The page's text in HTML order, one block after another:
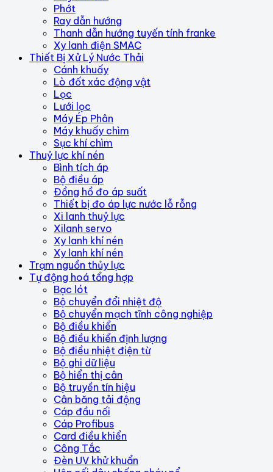
Phớt
Ray dẫn hướng
Thanh dẫn hướng tuyến tính franke
Xy lanh điện SMAC
Thiết Bị Xử Lý Nước Thải
Cánh khuấy
Lò đốt xác động vật
Lọc
Lưới lọc
Máy Ép Phân
Máy khuấy chìm
Sục khí chìm
Thuỷ lực khí nén
Bình tích áp
Bộ điều áp
Đồng hồ đo áp suất
Thiết bị đo áp lực nước lỗ rỗng
Xi lanh thuỷ lực
Xilanh servo
Xy lanh khí nén
Xy lanh khí nén
Trạm nguồn thủy lực
Tự động hoá tổng hợp
Bạc lót
Bộ chuyển đổi nhiệt độ
Bộ chuyển mạch tĩnh công nghiệp
Bộ điều khiển
Bộ điều khiển định lượng
Bộ điều nhiệt điện từ
Bộ ghi dữ liệu
Bộ hiển thị cân
Bộ truyền tín hiệu
Cân băng tải động
Cáp đầu nối
Cáp Profibus
Card điều khiển
Công Tắc
Đèn UV khử khuẩn